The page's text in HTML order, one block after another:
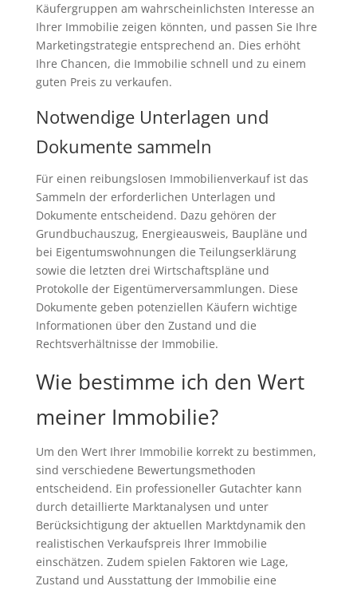
Käufergruppen am wahrscheinlichsten Interesse an
Ihrer Immobilie zeigen könnten, und passen Sie Ihre
Marketingstrategie entsprechend an. Dies erhöht
Ihre Chancen, die Immobilie schnell und zu einem
guten Preis zu verkaufen.
Notwendige Unterlagen und
Dokumente sammeln
Für einen reibungslosen Immobilienverkauf ist das
Sammeln der erforderlichen Unterlagen und
Dokumente entscheidend. Dazu gehören der
Grundbuchauszug, Energieausweis, Baupläne und
bei Eigentumswohnungen die Teilungserklärung
sowie die letzten drei Wirtschaftspläne und
Protokolle der Eigentümerversammlungen. Diese
Dokumente geben potenziellen Käufern wichtige
Informationen über den Zustand und die
Rechtsverhältnisse der Immobilie.
Wie bestimme ich den Wert
meiner Immobilie?
Um den Wert Ihrer Immobilie korrekt zu bestimmen,
sind verschiedene Bewertungsmethoden
entscheidend. Ein professioneller Gutachter kann
durch detaillierte Marktanalysen und unter
Berücksichtigung der aktuellen Marktdynamik den
realistischen Verkaufspreis Ihrer Immobilie
einschätzen. Zudem spielen Faktoren wie Lage,
Zustand und Ausstattung der Immobilie eine